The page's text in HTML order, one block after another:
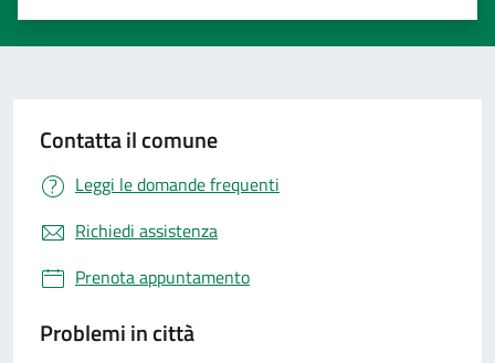
Valuta 5 stelle su 5
Valuta 4 stelle su 5
Valuta 3 stelle su 5
Valuta 2 stelle su 5
Valuta 1 stelle su 5
Contatta il comune
Leggi le domande frequenti
Richiedi assistenza
Prenota appuntamento
Problemi in città